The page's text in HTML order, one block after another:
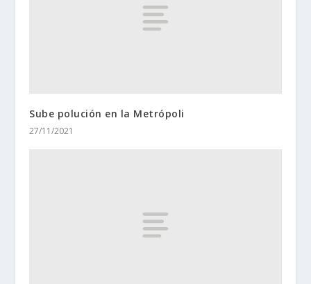
Sube polución en la Metrópoli
27/11/2021